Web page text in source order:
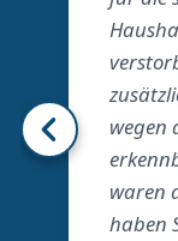
wegen
waren
haben